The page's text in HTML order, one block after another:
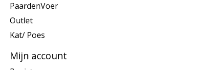
PaardenVoer
Outlet
Kat/ Poes
Mijn account